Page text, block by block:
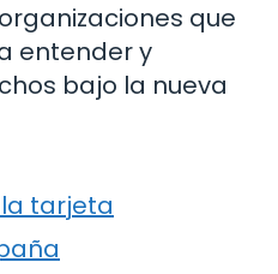
que
entender y
bajo la nueva
tarjeta